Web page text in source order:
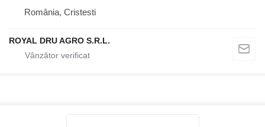
România, Cristesti
ROYAL DRU AGRO S.R.L.